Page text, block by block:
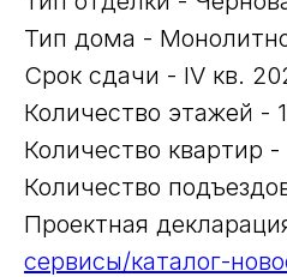
Тип дома -
Срок сдачи - IV кв.
Количество этажей -
Количество квартир -
Количество
Проектная
сервисы/каталог-